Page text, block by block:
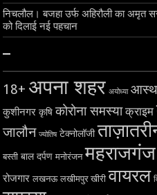
निचलौल। बजहा उर्फ अहिरौली का अमृत
को दिलाई नई पहचान
–
18+ अपना शहर अयोध्या
कुशीनगर कृषि कोरोना समस्या क्राइम
जालौन ज्योतिष टेक्नोलॉजी
बस्ती बाल दर्पण मनोरंजन महराजगंज
रोजगार लखनऊ लखीमपुर खीरी वायरल